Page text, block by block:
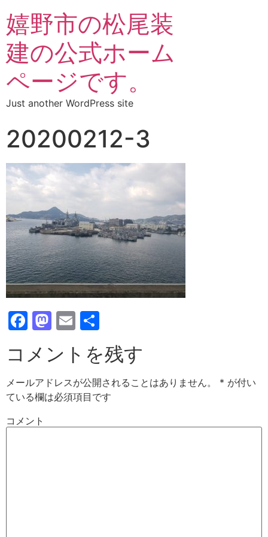
嬉野市の松尾装
建の公式ホーム
ページです。
Just another WordPress site
20200212-3
Facebook
Mastodon
Email
有
コメントを残す
メールアドレスが公開されることはありません。 * が付い
ている欄は必須項目です
コメント